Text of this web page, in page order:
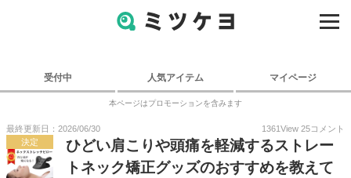
受付中 人気アイテム マイページ
本ページはプロモーションを含みます
最終更新日：2026/06/30 1361View 25コメント
決定
ひどい肩こりや頭痛を軽減するストレー
トネック矯正グッズのおすすめを教えて